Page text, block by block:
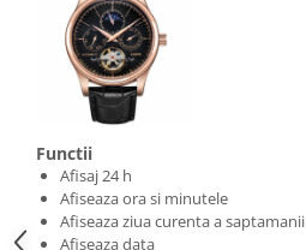
Functii
Afisaj 24 h
Afiseaza ora si minutele
Afiseaza ziua curenta a saptamanii
Afiseaza data